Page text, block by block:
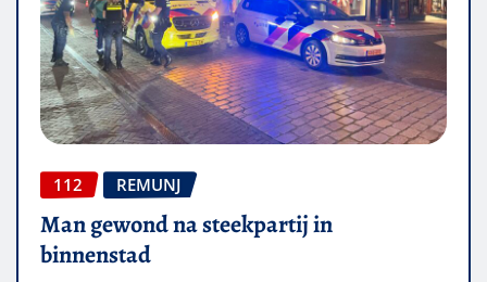
112 REMUNJ
Man gewond na steekpartij in
binnenstad